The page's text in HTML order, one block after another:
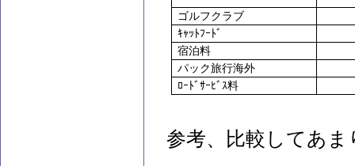
ゴルフクラブ
ｷｬｯﾄﾌｰﾄﾞ
宿泊料
パック旅行海外
ﾛｰﾄﾞｻｰﾋﾞｽ料
参考、比較してあ